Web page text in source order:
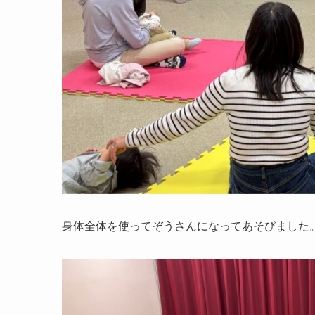
身体全体を使ってぞうさんになってあそびました